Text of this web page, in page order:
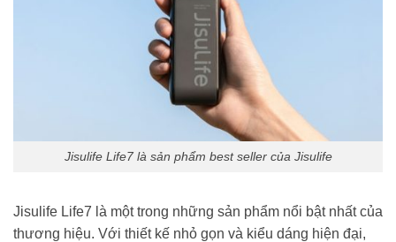
Jisulife Life7 là sản phẩm best seller của Jisulife
Jisulife Life7 là một trong những sản phẩm nổi bật nhất của
thương hiệu. Với thiết kế nhỏ gọn và kiểu dáng hiện đại,